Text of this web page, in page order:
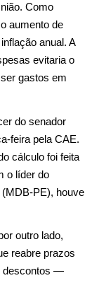
Como
aumento de
anual. A
evitaria o
gastos em
do senador
feira pela CAE.
cálculo foi feita
o líder do
PE), houve
outro lado,
reabre prazos
descontos —